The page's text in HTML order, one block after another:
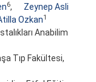
6,
Zeynep Asli
Ozkan1
Anabilim
Tıp Fakültesi,